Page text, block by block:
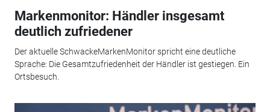
Markenmonitor: Händler insgesamt
deutlich zufriedener
Der aktuelle SchwackeMarkenMonitor spricht eine deutliche
Sprache: Die Gesamtzufriedenheit der Händler ist gestiegen. Ein
Ortsbesuch.